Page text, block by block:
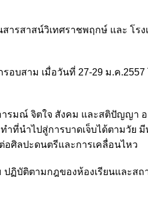
รสาสน์วิเทศราชพฤกษ์ และ โรง
บสาม เมื่อวันที่ 27-29 ม.ค
รมณ์ จิตใจ สังคม และสติปัญญา อ
ำที่นำไปสู่การบาดเจ็บได้ตามวัย
ศิลปะดนตรีและการเคลื่อนไหว
ฏิบัติตามกฎของห้องเรียนและส